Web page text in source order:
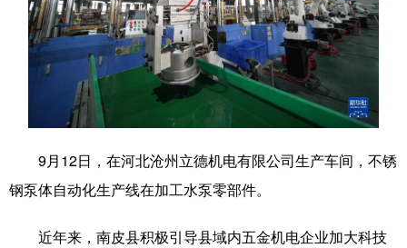
食品 人居 信息化 数字经济
学术中国 乡村振兴 银龄 溯源中国
城市 会展
彩票 娱乐 时尚 悦读
公益 一带一路 亚太网
文化产业
9月12日，在河北沧州立德机电有限公司生产车间，不锈
钢泵体自动化生产线在加工水泵零部件。
近年来，南皮县积极引导县域内五金机电企业加大科技